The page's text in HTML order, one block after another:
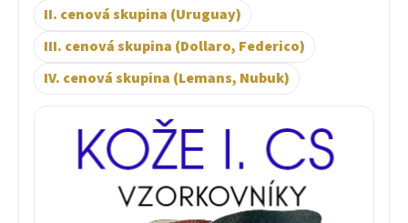
II. cenová skupina (Uruguay)
III. cenová skupina (Dollaro, Federico)
IV. cenová skupina (Lemans, Nubuk)